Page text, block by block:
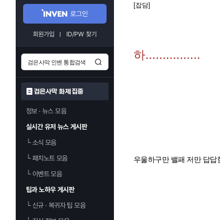
로그인
회원가입 ID/PW 찾기
검은사막 화제 집중
정보 · 뉴스 모음
실시간 유저 뉴스 게시판
└소식 모음
└패치노트 모음
└이벤트 모음
팁과 노하우 게시판
└신규 · 복귀자 팁 모음
[잡담]
하................
우울하구만 밸패 저만 답답